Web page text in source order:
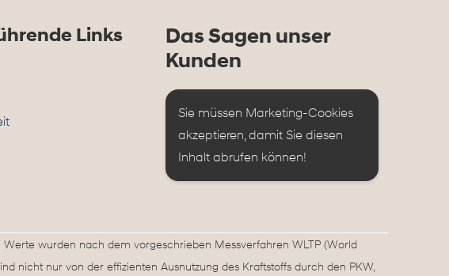
Links
Das Sagen unser
Kunden
Sie müssen Marketing-Cookies
akzeptieren, damit Sie diesen
Inhalt abrufen können!
wurden nach dem vorgeschrieben Messverfahren WLTP (World
nicht nur von der effizienten Ausnutzung des Kraftstoffs durch den PKW,